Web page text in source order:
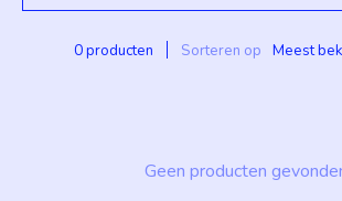
0 producten Sorteren op Meest
Geen producten